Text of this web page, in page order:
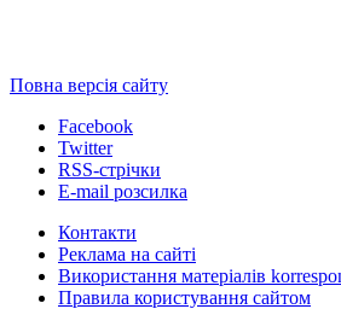
Повна версія сайту
Facebook
Twitter
RSS-стрічки
E-mail розсилка
Контакти
Реклама на сайті
Використання матеріалів
Правила користування сайтом